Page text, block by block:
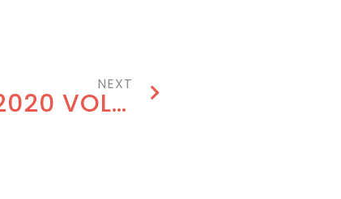
NEXT
JOIN THE EDMB 2020 VOLUNTEERS